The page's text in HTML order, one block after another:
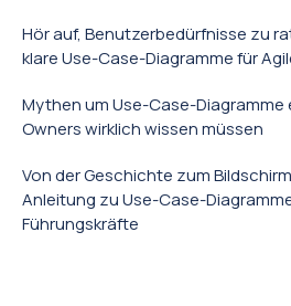
Hör auf, Benutzerbedürfnisse zu
klare Use-Case-Diagramme für
Mythen um Use-Case-
Owners wirklich wissen müssen
Von der Geschichte zum
Anleitung zu Use-Case-
Führungskräfte